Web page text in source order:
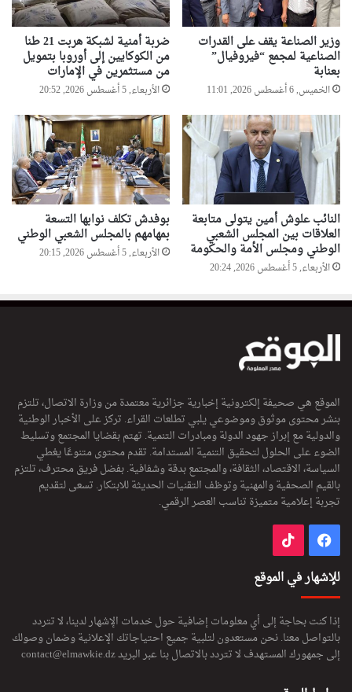
وزير الصناعة يقف على القدرات
الصناعية لمجمع “فيروفيال”
بعنابة
الخميس, 6 أغسطس 2026, 11:01
ضربة أمنية لشبكة هربت 21 طنا
من الكوكايين إلى أوروبا بتمويل
من مستثمرين في الإمارات
الأربعاء, 5 أغسطس 2026, 20:52
النائب علوش أمين يتولى متابعة
العلاقات بين المجلس الشعبي
الوطني ومجلس الأمة والحكومة
الأربعاء, 5 أغسطس 2026, 20:24
بوفدش تكلف نوابها التسعة
بمهامهم بالمجلس الشعبي الوطني
الأربعاء, 5 أغسطس 2026, 20:15
الموقع هي صحيفة إلكترونية إخبارية جزائرية معتمدة من وزارة الاتصال، تلتزم
بنشر محتوى موثوق وموضوعي يلبي تطلعات القراء. تركز على الأخبار الوطنية
والدولية مع إبراز جهود الدولة ومبادرات التنمية. تهتم بقضايا المجتمع وتسليط
الضوء على الحلول لتحقيق التنمية المستدامة. تقدم محتوى متنوعًا يغطي
السياسة، الاقتصاد، الثقافة، والمجتمع بدقة وشفافية. بفضل فريق محترف، تلتزم
بالقيم الصحفية والمهنية وتوظف التقنيات الحديثة للابتكار. تسعى لتقديم
تجربة إعلامية متميزة تناسب العصر الرقمي.
فيسبوك
للإشهار في الموقع
إذا كنت بحاجة إلى أي معلومات إضافية حول خدمات الإشهار لدينا، لا تتردد
بالتواصل معنا. نحن مستعدون لتلبية جميع احتياجاتك الإعلانية وضمان وصولك
إلى جمهورك المستهدف لا تتردد بالاتصال بنا عبر البريدcontact@elmawkie.dz